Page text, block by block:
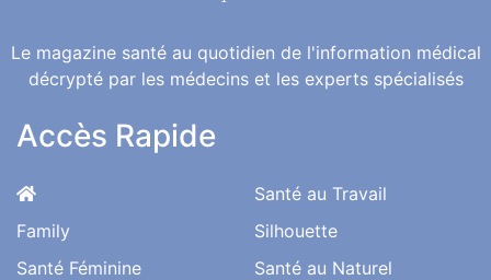
Le magazine santé au quotidien de l'information médical
décrypté par les médecins et les experts spécialisés
Accès Rapide
Family
Santé Féminine
Santé au Travail
Silhouette
Santé au Naturel